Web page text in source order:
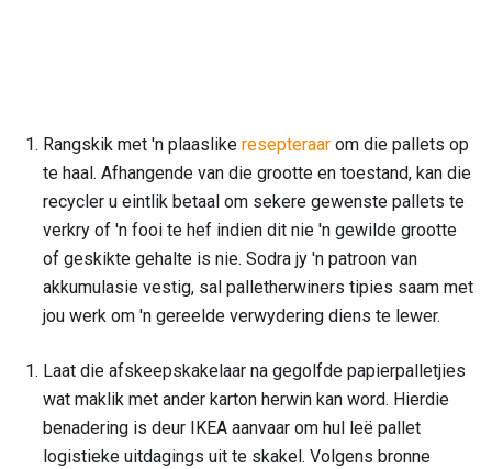
Rangskik met 'n plaaslike resepteraar om die pallets op
te haal. Afhangende van die grootte en toestand, kan die
recycler u eintlik betaal om sekere gewenste pallets te
verkry of 'n fooi te hef indien dit nie 'n gewilde grootte
of geskikte gehalte is nie. Sodra jy 'n patroon van
akkumulasie vestig, sal palletherwiners tipies saam met
jou werk om 'n gereelde verwydering diens te lewer.
Laat die afskeepskakelaar na gegolfde papierpalletjies
wat maklik met ander karton herwin kan word. Hierdie
benadering is deur IKEA aanvaar om hul leë pallet
logistieke uitdagings uit te skakel. Volgens bronne